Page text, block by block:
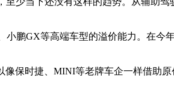
鹏GX等高端车型的溢价能力。在今
保时捷、MINI等老牌车企一样借助原